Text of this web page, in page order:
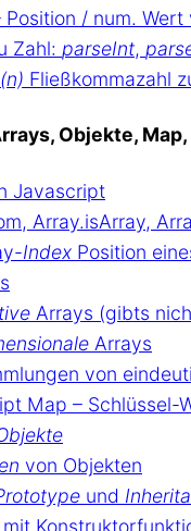
Position / num. Wert
Zahl: parseInt,
Fließkommazahl
Objekte, Map,
Javascript
Array.isArray,
Index Position
Arrays (gibts
Arrays
von
Map – Schlüssel-
von Objekten
und